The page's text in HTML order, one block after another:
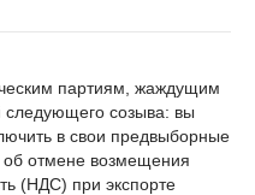
партиям, жаждущим
следующего созыва: вы
в свои предвыборные
отмене возмещения
(НДС) при экспорте